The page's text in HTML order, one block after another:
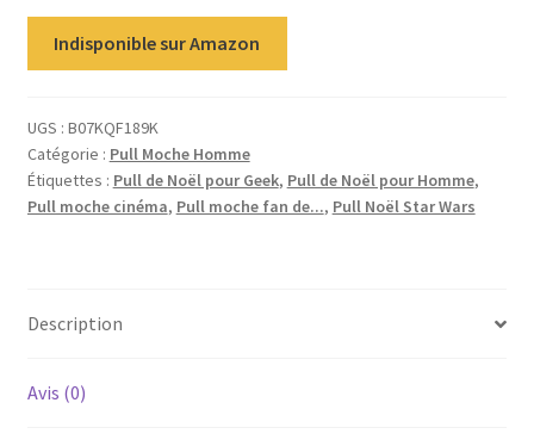
Indisponible sur Amazon
UGS : B07KQF189K
Catégorie : Pull Moche Homme
Étiquettes : Pull de Noël pour Geek, Pull de Noël pour Homme,
Pull moche cinéma, Pull moche fan de..., Pull Noël Star Wars
Description
Avis (0)